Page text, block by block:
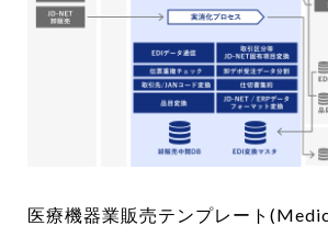
医療機器業販売テンプレート